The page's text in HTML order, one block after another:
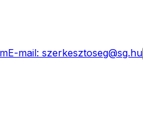
E-mail: szerkesztoseg@sg.hu